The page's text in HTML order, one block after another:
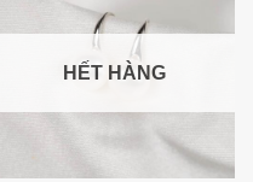
HẾT HÀNG